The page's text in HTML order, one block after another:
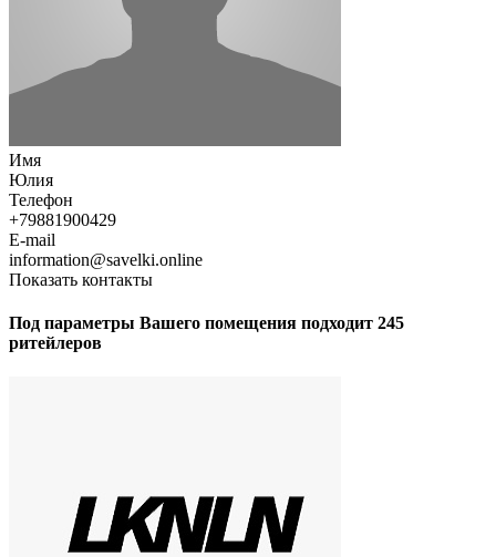
Имя
Юлия
Телефон
+79881900429
E-mail
information@savelki.online
Показать контакты
Под параметры Вашего помещения подходит 245
ритейлеров